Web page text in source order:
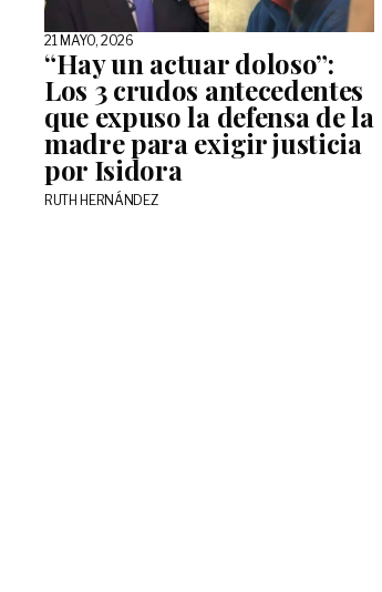
21 MAYO, 2026
“Hay un actuar doloso”:
Los 3 crudos antecedentes
que expuso la defensa de la
madre para exigir justicia
por Isidora
RUTH HERNÁNDEZ